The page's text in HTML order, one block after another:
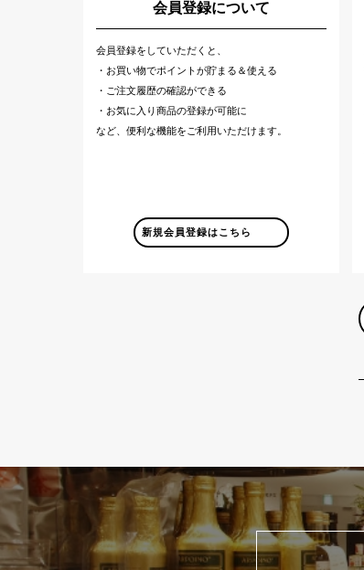
会員登録について
会員登録をしていただくと、
・お買い物でポイントが貯まる＆使える
・ご注文履歴の確認ができる
・お気に入り商品の登録が可能に
など、便利な機能をご利用いただけます。
新規会員登録はこちら